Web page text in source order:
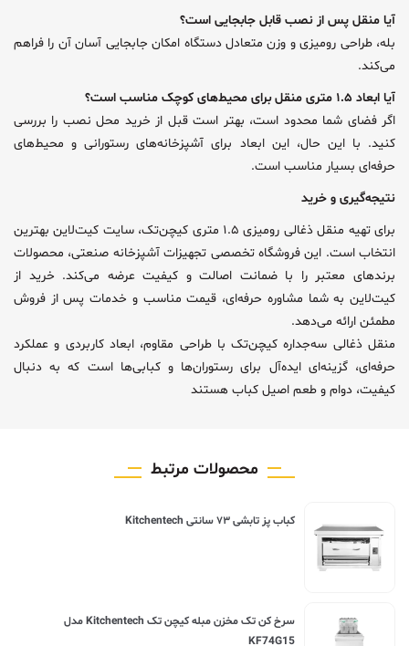
آیا منقل پس از نصب قابل جابجایی است؟
بله، طراحی رومیزی و وزن متعادل دستگاه امکان جابجایی آسان آن را فراهم
می‌کند.
آیا ابعاد ۱.۵ متری منقل برای محیط‌های کوچک مناسب است؟
اگر فضای شما محدود است، بهتر است قبل از خرید محل نصب را بررسی
کنید. با این حال، این ابعاد برای آشپزخانه‌های رستورانی و محیط‌های
حرفه‌ای بسیار مناسب است.
نتیجه‌گیری و خرید
برای تهیه منقل ذغالی رومیزی ۱.۵ متری کیچن‌تک، سایت کیت‌لاین بهترین
انتخاب است. این فروشگاه تخصصی تجهیزات آشپزخانه صنعتی، محصولات
برندهای معتبر را با ضمانت اصالت و کیفیت عرضه می‌کند. خرید از
کیت‌لاین به شما مشاوره حرفه‌ای، قیمت مناسب و خدمات پس از فروش
مطمئن ارائه می‌دهد.
منقل ذغالی سه‌جداره کیچن‌تک با طراحی مقاوم، ابعاد کاربردی و عملکرد
حرفه‌ای، گزینه‌ای ایده‌آل برای رستوران‌ها و کبابی‌ها است که به دنبال
کیفیت، دوام و طعم اصیل کباب هستند
محصولات مرتبط
کباب پز تابشی ۷۳ سانتی Kitchentech
سرخ کن تک مخزن مبله کیچن تک Kitchentech مدل
KF74G15